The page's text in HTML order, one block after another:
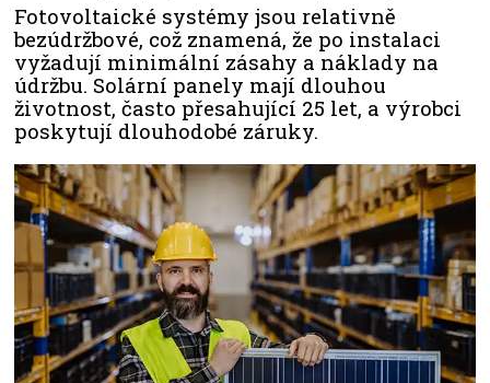
Fotovoltaické systémy jsou relativně
bezúdržbové, což znamená, že po instalaci
vyžadují minimální zásahy a náklady na
údržbu. Solární panely mají dlouhou
životnost, často přesahující 25 let, a výrobci
poskytují dlouhodobé záruky.